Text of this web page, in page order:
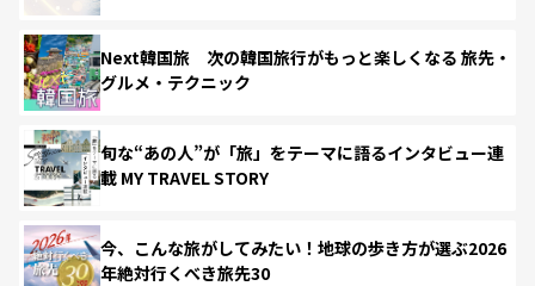
Next韓国旅 次の韓国旅行がもっと楽しくなる 旅先・
グルメ・テクニック
旬な“あの人”が「旅」をテーマに語るインタビュー連
載 MY TRAVEL STORY
今、こんな旅がしてみたい！地球の歩き方が選ぶ2026
年絶対行くべき旅先30